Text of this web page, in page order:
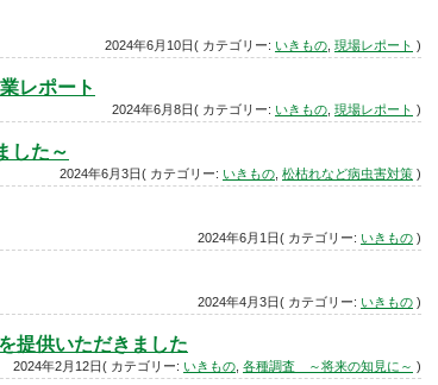
2024年6月10日( カテゴリー: いきもの 現場レポート )
レポート
2024年6月8日( カテゴリー: いきもの 現場レポート )
した～
2024年6月3日( カテゴリー: いきもの 松枯れなど病虫害対策 )
2024年6月1日( カテゴリー: いきもの )
2024年4月3日( カテゴリー: いきもの )
提供いただきました
2024年2月12日( カテゴリー: いきもの 各種調査 ～将来の知見に～ )